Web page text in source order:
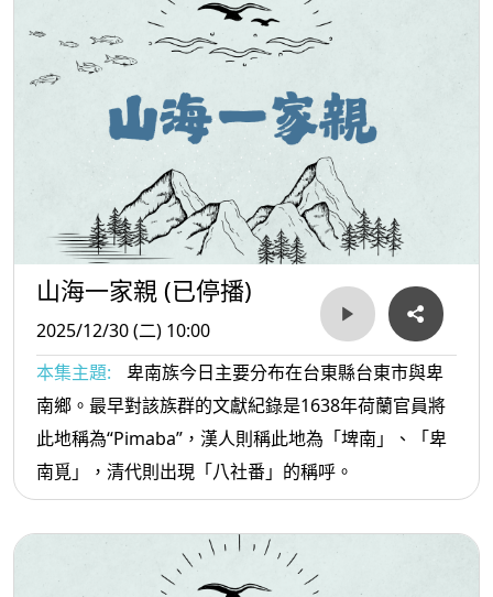
山海一家親 (已停播)
2025/12/30 (二) 10:00
本集主題:
卑南族今日主要分布在台東縣台東市與卑
南鄉。最早對該族群的文獻紀錄是1638年荷蘭官員將
此地稱為“Pimaba”，漢人則稱此地為「埤南」、「卑
南覓」，清代則出現「八社番」的稱呼。